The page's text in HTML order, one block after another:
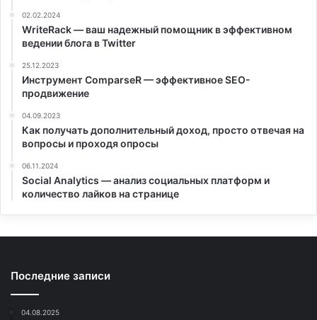
02.02.2024
WriteRack — ваш надежный помощник в эффективном
ведении блога в Twitter
25.12.2023
Инструмент ComparseR — эффективное SEO-
продвижение
04.09.2023
Как получать дополнительный доход, просто отвечая на
вопросы и проходя опросы
06.11.2024
Social Analytics — анализ социальных платформ и
количество лайков на странице
Последние записи
04.08.2025